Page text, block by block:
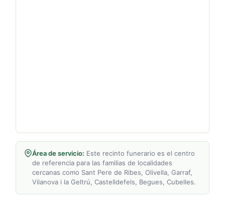
Área de servicio: Este recinto funerario es el centro
de referencia para las familias de localidades
cercanas como Sant Pere de Ribes, Olivella, Garraf,
Vilanova i la Geltrú, Castelldefels, Begues, Cubelles.